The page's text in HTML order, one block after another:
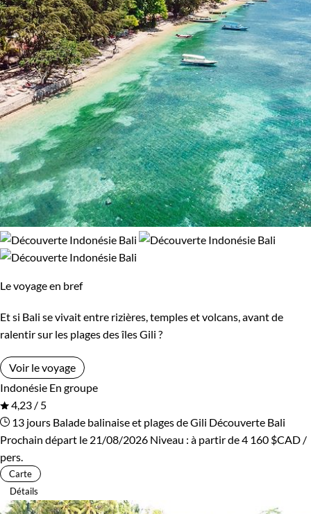
Le voyage en bref
Et si Bali se vivait entre rizières, temples et volcans, avant de
ralentir sur les plages des îles Gili ?
Voir le voyage
Indonésie En groupe
4,23 / 5
13 jours Balade balinaise et plages de Gili Découverte Bali
Prochain départ le 21/08/2026 Niveau : à partir de4 160 $CAD /
pers.
Carte
Détails